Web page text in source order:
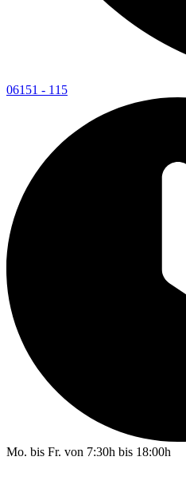
06151 - 115
Mo. bis Fr. von 7:30h bis 18:00h